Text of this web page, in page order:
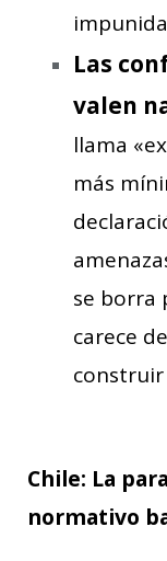
Las
valen
llama
más
se borra
carece
Chile: La
normativo